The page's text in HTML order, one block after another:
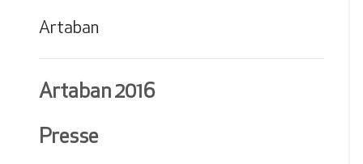
Artaban
Artaban 2016
Presse